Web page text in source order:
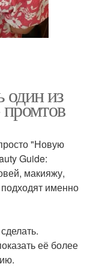
один из
"Новую
Guide:
макияжу,
именно
её более